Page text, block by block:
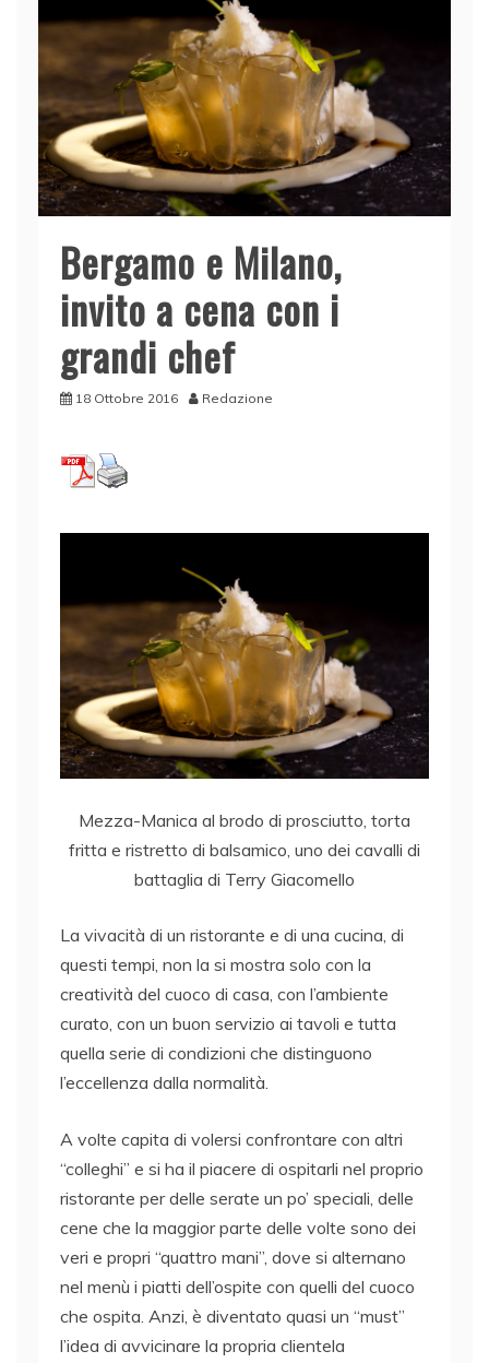
Bergamo e Milano,
invito a cena con i
grandi chef
18 Ottobre 2016 Redazione
Mezza-Manica al brodo di prosciutto, torta
fritta e ristretto di balsamico, uno dei cavalli di
battaglia di Terry Giacomello
La vivacità di un ristorante e di una cucina, di
questi tempi, non la si mostra solo con la
creatività del cuoco di casa, con l’ambiente
curato, con un buon servizio ai tavoli e tutta
quella serie di condizioni che distinguono
l’eccellenza dalla normalità.
A volte capita di volersi confrontare con altri
“colleghi” e si ha il piacere di ospitarli nel proprio
ristorante per delle serate un po’ speciali, delle
cene che la maggior parte delle volte sono dei
veri e propri “quattro mani”, dove si alternano
nel menù i piatti dell’ospite con quelli del cuoco
che ospita. Anzi, è diventato quasi un “must”
l’idea di avvicinare la propria clientela